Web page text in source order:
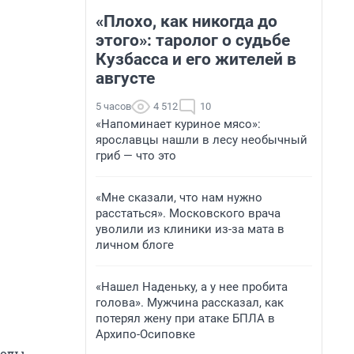
«Плохо, как никогда до
этого»: таролог о судьбе
Кузбасса и его жителей в
августе
5 часов 4 512 10
«Напоминает куриное мясо»:
ярославцы нашли в лесу необычный
гриб — что это
«Мне сказали, что нам нужно
расстаться». Московского врача
уволили из клиники из-за мата в
личном блоге
«Нашел Наденьку, а у нее пробита
голова». Мужчина рассказал, как
потерял жену при атаке БПЛА в
Архипо-Осиповке